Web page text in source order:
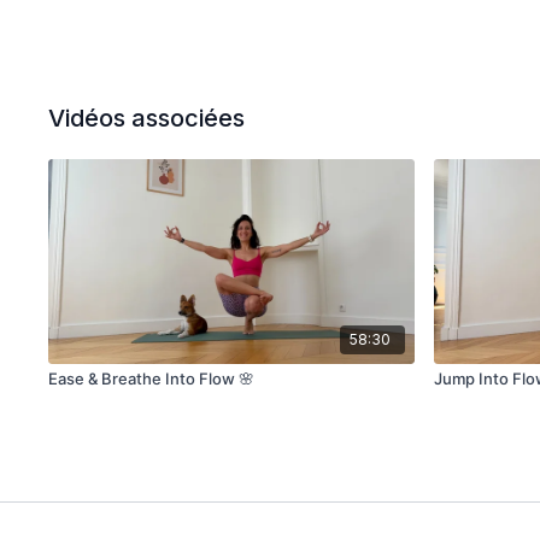
Vidéos associées
58:30
Ease & Breathe Into Flow 🌸 Jump Into